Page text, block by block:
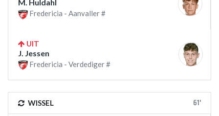
M. Huldahl
Fredericia - Aanvaller #
UIT
J. Jessen
Fredericia - Verdediger #
WISSEL 61'